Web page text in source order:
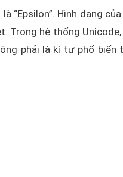
“Epsilon”. Hình dạng
Trong hệ thống
phải là kí tự phổ biến